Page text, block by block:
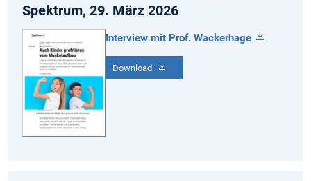
Spektrum, 29. März 2026
Interview mit Prof. Wackerhage
Download